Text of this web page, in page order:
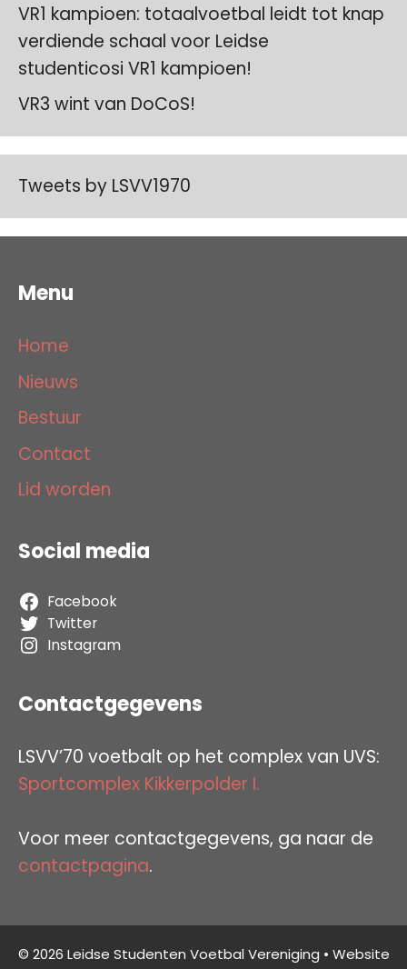
VR1 kampioen: totaalvoetbal leidt tot knap
verdiende schaal voor Leidse
studenticosi VR1 kampioen!
VR3 wint van DoCoS!
Tweets by LSVV1970
Menu
Home
Nieuws
Bestuur
Contact
Lid worden
Social media
Facebook
Twitter
Instagram
Contactgegevens
LSVV’70 voetbalt op het complex van UVS:
Sportcomplex Kikkerpolder I.
Voor meer contactgegevens, ga naar de
contactpagina.
© 2026 Leidse Studenten Voetbal Vereniging • Website